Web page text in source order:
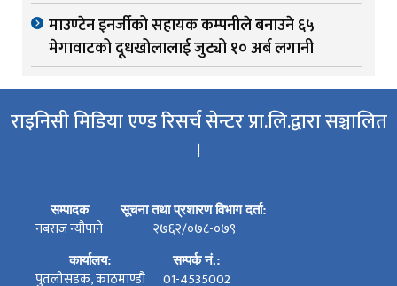
माउण्टेन इनर्जीको सहायक कम्पनीले बनाउने ६५
मेगावाटको दूधखोलालाई जुट्यो १० अर्ब लगानी
राइनिसी मिडिया एण्ड रिसर्च सेन्टर प्रा.लि.द्वारा सञ्चालित
।
सम्पादक
नबराज न्यौपाने
सूचना तथा प्रशारण विभाग दर्ता:
२७६२/०७८-०७९
कार्यालय:
पुतलीसडक, काठमाण्डौ
सम्पर्क नं.:
01-4535002